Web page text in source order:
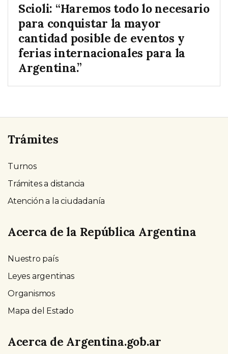
Scioli: “Haremos todo lo necesario
para conquistar la mayor
cantidad posible de eventos y
ferias internacionales para la
Argentina.”
Trámites
Turnos
Trámites a distancia
Atención a la ciudadanía
Acerca de la República Argentina
Nuestro país
Leyes argentinas
Organismos
Mapa del Estado
Acerca de Argentina.gob.ar